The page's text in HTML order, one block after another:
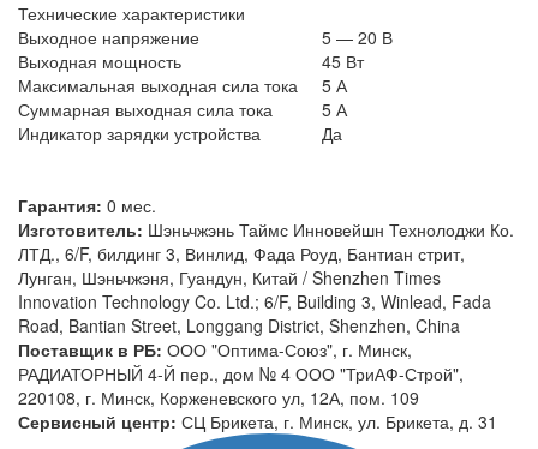
Технические характеристики
Выходное напряжение
5 — 20 В
Выходная мощность
45 Вт
Максимальная выходная сила тока
5 А
Суммарная выходная сила тока
5 А
Индикатор зарядки устройства
Да
Гарантия: 0 мес.
Изготовитель: Шэньчжэнь Таймс Инновейшн Технолоджи Ко.
ЛТД., 6/F, билдинг 3, Винлид, Фада Роуд, Бантиан стрит,
Лунган, Шэньчжэня, Гуандун, Китай / Shenzhen Times
Innovation Technology Co. Ltd.; 6/F, Building 3, Winlead, Fada
Road, Bantian Street, Longgang District, Shenzhen, China
Поставщик в РБ: ООО "Оптима-Союз", г. Минск,
РАДИАТОРНЫЙ 4-Й пер., дом № 4 ООО "ТриАФ-Строй",
220108, г. Минск, Корженевского ул, 12А, пом. 109
Сервисный центр: СЦ Брикета, г. Минск, ул. Брикета, д. 31